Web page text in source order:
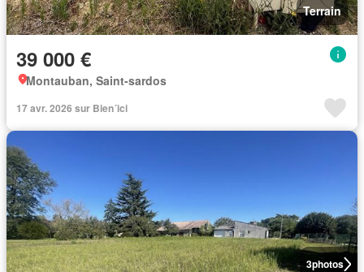
Terrain
39 000 €
Montauban, Saint-sardos
17 avr. 2026 sur Bien´ici
3photos